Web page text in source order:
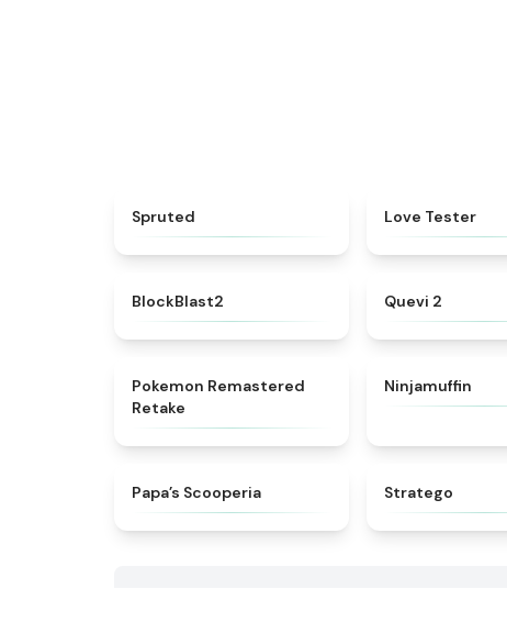
Spruted Love Tester
BlockBlast2 Quevi 2
★
Pokemon Remastered
Retake
Ninjamuffin
​Papa’s Scooperia Stratego